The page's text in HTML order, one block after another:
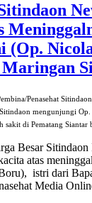
(Op.
Penasehat
mengunjungi
sakit di Pematang Siantar
Besar Sitindaon
atas
istri dari
Media